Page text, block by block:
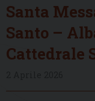
Santa
Santo –
Cattedrale